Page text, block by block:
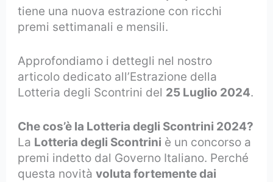
tiene una nuova estrazione con ricchi
premi settimanali e mensili.
Approfondiamo i dettegli nel nostro
articolo dedicato all’Estrazione della
Lotteria degli Scontrini del 25 Luglio 2024.
Che cos’è la Lotteria degli Scontrini 2024?
La Lotteria degli Scontrini è un concorso a
premi indetto dal Governo Italiano. Perché
questa novitàvoluta fortemente dai